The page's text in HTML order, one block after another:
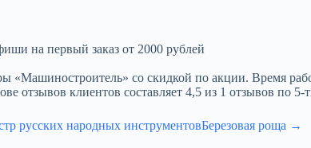
на первый заказ от 2000 рублей
«Машиностроитель» со скидкой по акции. Время
отзывов клиентов составляет 4,5 из 1 отзывов по 5-
русских народных инструментовБерезовая роща →